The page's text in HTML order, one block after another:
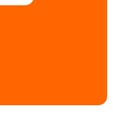
farmaceutici,